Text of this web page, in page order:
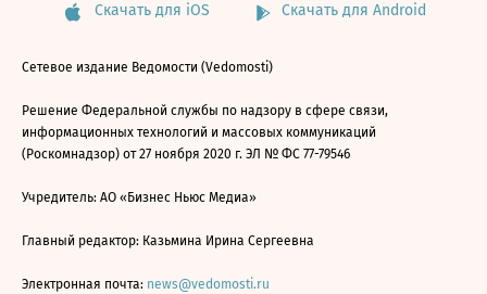
Скачать для iOS Скачать для Android
Сетевое издание Ведомости (Vedomosti)
Решение Федеральной службы по надзору в сфере связи,
информационных технологий и массовых коммуникаций
(Роскомнадзор) от 27 ноября 2020 г. ЭЛ № ФС 77-79546
Учредитель: АО «Бизнес Ньюс Медиа»
Главный редактор: Казьмина Ирина Сергеевна
Электронная почта: news@vedomosti.ru